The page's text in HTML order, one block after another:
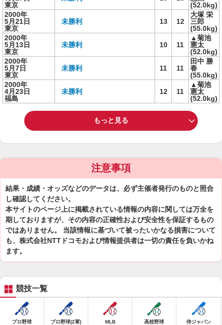
東京
(52.0kg)
2000年
5月21日
東京
未勝利 13 12
大塚 栄
三郎
(55.0kg)
2000年
5月13日
東京
未勝利 10 11
▲菊池
憲太
(52.0kg)
2000年
5月7日
東京
未勝利 11 11
田中 勝
春
(55.0kg)
2000年
4月23日
福島
未勝利 12 11
▲菊池
憲太
(52.0kg)
もっと見る
注意事項
結果・成績・オッズなどのデータは、必ず主催者発行のものと照合
し確認してください。
本サイトのページ上に掲載されている情報の内容に関しては万全を
期しておりますが、その内容の正確性および安全性を保証するもの
ではありません。 当該情報に基づいて被ったいかなる損害について
も、株式会社NTTドコモおよび情報提供者は一切の責任を負いかね
ます。
競技一覧
プロ野球 プロ野球(2軍) MLB 高校野球 侍ジャパン